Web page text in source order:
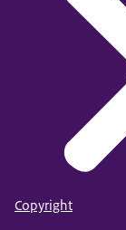
Copyright